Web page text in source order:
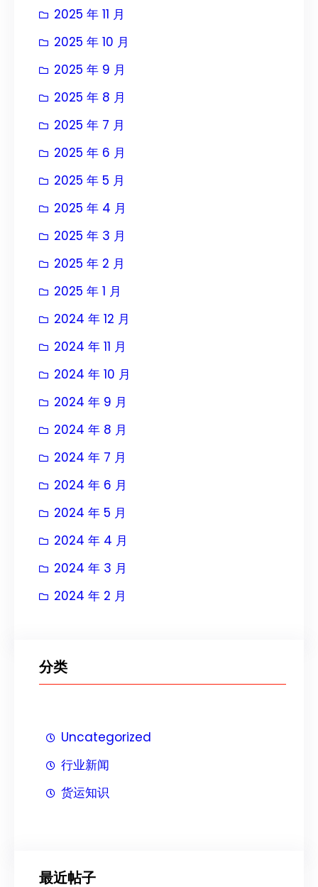
2025 年 11 月
2025 年 10 月
2025 年 9 月
2025 年 8 月
2025 年 7 月
2025 年 6 月
2025 年 5 月
2025 年 4 月
2025 年 3 月
2025 年 2 月
2025 年 1 月
2024 年 12 月
2024 年 11 月
2024 年 10 月
2024 年 9 月
2024 年 8 月
2024 年 7 月
2024 年 6 月
2024 年 5 月
2024 年 4 月
2024 年 3 月
2024 年 2 月
分类
Uncategorized
行业新闻
货运知识
最近帖子